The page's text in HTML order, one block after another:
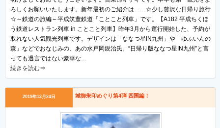
ろしくお願いいたします。新年最初のご紹介は……☆少し贅沢な日帰り旅行
☆～鉄道の旅編～平成筑豊鉄道「ことこと列車」です。【A182 平成ちくほ
う鉄道レストラン列車 in ことこと列車】昨年3月から運行開始した、予約が
取れない人気観光列車です。デザインは「ななつ星IN九州」や「ゆふいんの
森」などでおなじみの、あの水戸岡鋭治氏。“日帰り版ななつ星IN九州”と言
っても過言ではない豪華な…
続きを読む⇒
2019年12月24日 城御朱印めぐり第4弾 四国編！